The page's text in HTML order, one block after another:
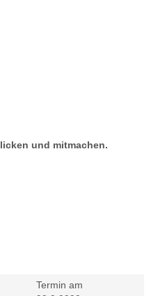
und mitmachen.
Termin am